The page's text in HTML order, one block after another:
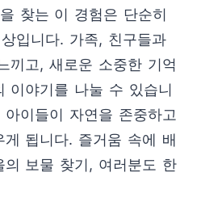
찾는 이 경험은 단순히
입니다. 가족, 친구들과
끼고, 새로운 소중한 기억
이야기를 나눌 수 있습니
이들이 자연을 존중하고
게 됩니다. 즐거움 속에 배
의 보물 찾기, 여러분도 한